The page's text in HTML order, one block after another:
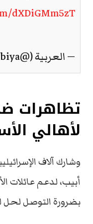
dXDiGMm5zT
— العربية (@AlArabiya)
تظاهرات
لأهالي
وشارك آلاف
أبيب، لدعم عائلات
بضرورة التوصل لحل